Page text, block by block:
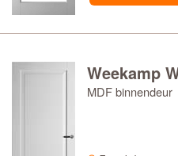
Weekamp
MDF binnendeur